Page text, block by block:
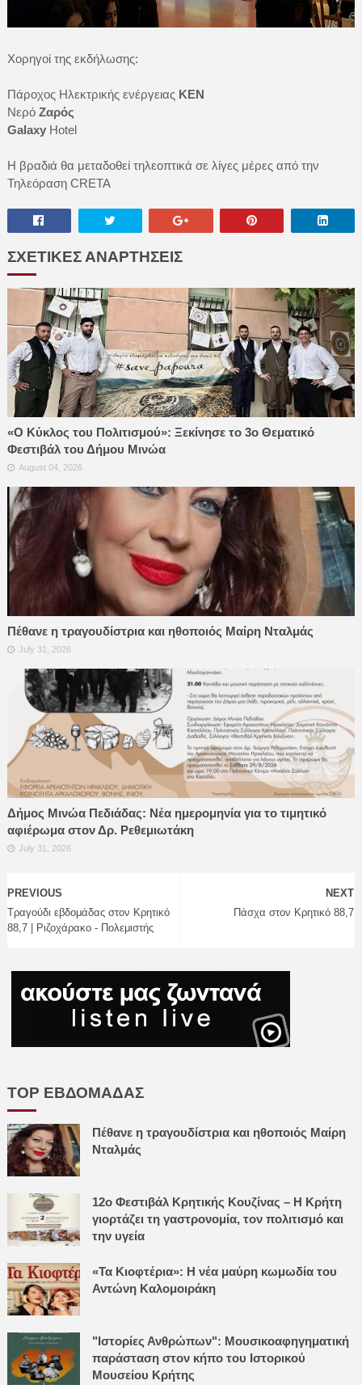
Χορηγοί της εκδήλωσης:
Πάροχος Ηλεκτρικής ενέργειας ΚΕΝ
Νερό Ζαρός
Galaxy Hotel
Η βραδιά θα μεταδοθεί τηλεοπτικά σε λίγες μέρες από την
Τηλεόραση CRETA
ΣΧΕΤΙΚΕΣ ΑΝΑΡΤΗΣΕΙΣ
«Ο Κύκλος του Πολιτισμού»: Ξεκίνησε το 3ο Θεματικό
Φεστιβάλ του Δήμου Μινώα
August 04, 2026
Πέθανε η τραγουδίστρια και ηθοποιός Μαίρη Νταλμάς
July 31, 2026
Δήμος Μινώα Πεδιάδας: Νέα ημερομηνία για το τιμητικό
αφιέρωμα στον Δρ. Ρεθεμιωτάκη
July 31, 2026
NEXT
Πάσχα στον Κρητικό 88,7
PREVIOUS
Τραγούδι εβδομάδας στον Κρητικό
88,7 | Ριζοχάρακο - Πολεμιστής
TOP ΕΒΔΟΜΑΔΑΣ
Πέθανε η τραγουδίστρια και ηθοποιός Μαίρη
Νταλμάς
12ο Φεστιβάλ Κρητικής Κουζίνας – Η Κρήτη
γιορτάζει τη γαστρονομία, τον πολιτισμό και
την υγεία
«Τα Κιοφτέρια»: Η νέα μαύρη κωμωδία του
Αντώνη Καλομοιράκη
"Ιστορίες Ανθρώπων": Μουσικοαφηγηματική
παράσταση στον κήπο του Ιστορικού
Μουσείου Κρήτης